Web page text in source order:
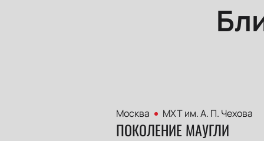
Москва МХТ им. А. П. Чехова
ПОКОЛЕНИЕ МАУГЛИ